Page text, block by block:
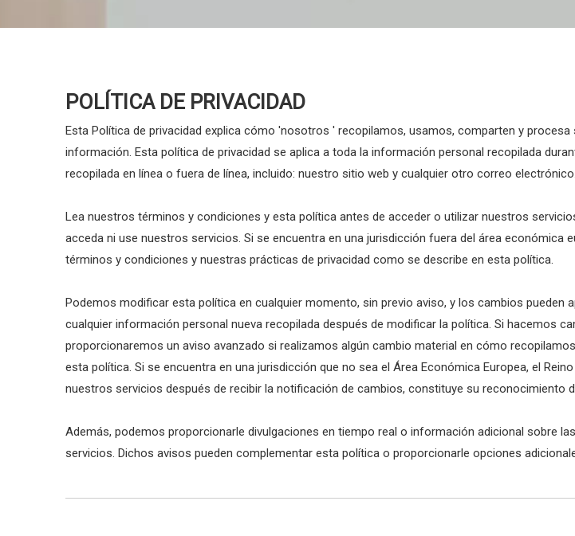
POLÍTICA DE PRIVACIDAD
Esta Política de privacidad explica cómo 'nosotros ' recopilamos, usamos, comparten y
información. Esta política de privacidad se aplica a toda la información personal recopilada
recopilada en línea o fuera de línea, incluido: nuestro sitio web y cualquier otro correo electrónico.
Lea nuestros términos y condiciones y esta política antes de acceder o utilizar nuestros
acceda ni use nuestros servicios. Si se encuentra en una jurisdicción fuera del área
términos y condiciones y nuestras prácticas de privacidad como se describe en esta política.
Podemos modificar esta política en cualquier momento, sin previo aviso, y los cambios
cualquier información personal nueva recopilada después de modificar la política. Si hacemos
proporcionaremos un aviso avanzado si realizamos algún cambio material en cómo
esta política. Si se encuentra en una jurisdicción que no sea el Área Económica Europea, el
nuestros servicios después de recibir la notificación de cambios, constituye su reconocimiento
Además, podemos proporcionarle divulgaciones en tiempo real o información adicional sobre
servicios. Dichos avisos pueden complementar esta política o proporcionarle opciones